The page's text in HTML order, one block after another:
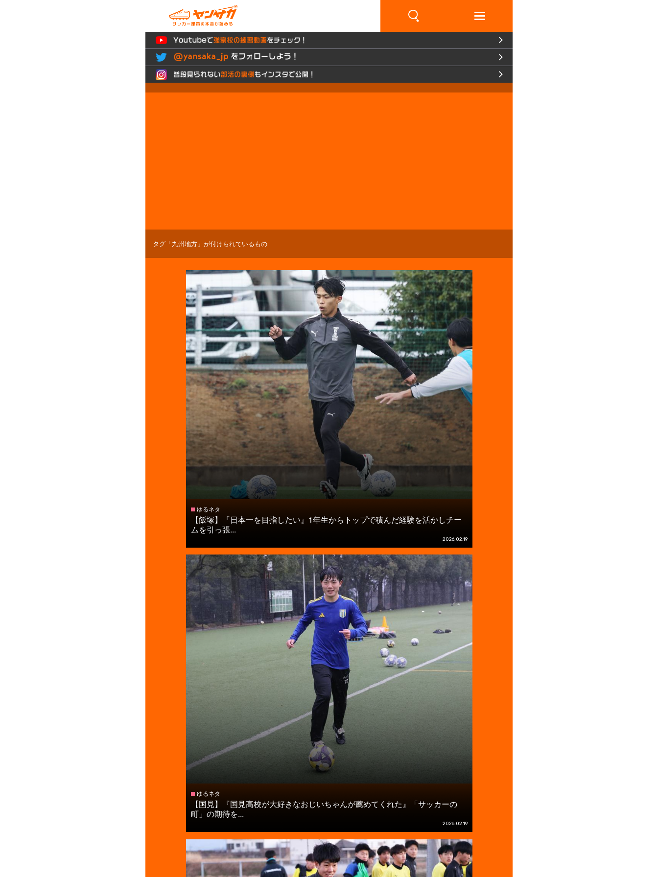
タグ「九州地方」が付けられているもの
ゆるネタ
【飯塚】『日本一を目指したい』1年生からトップで積んだ経験を活かしチー
ムを引っ張...
2026.02.19
ゆるネタ
【国見】『国見高校が大好きなおじいちゃんが薦めてくれた』「サッカーの
町」の期待を...
2026.02.19